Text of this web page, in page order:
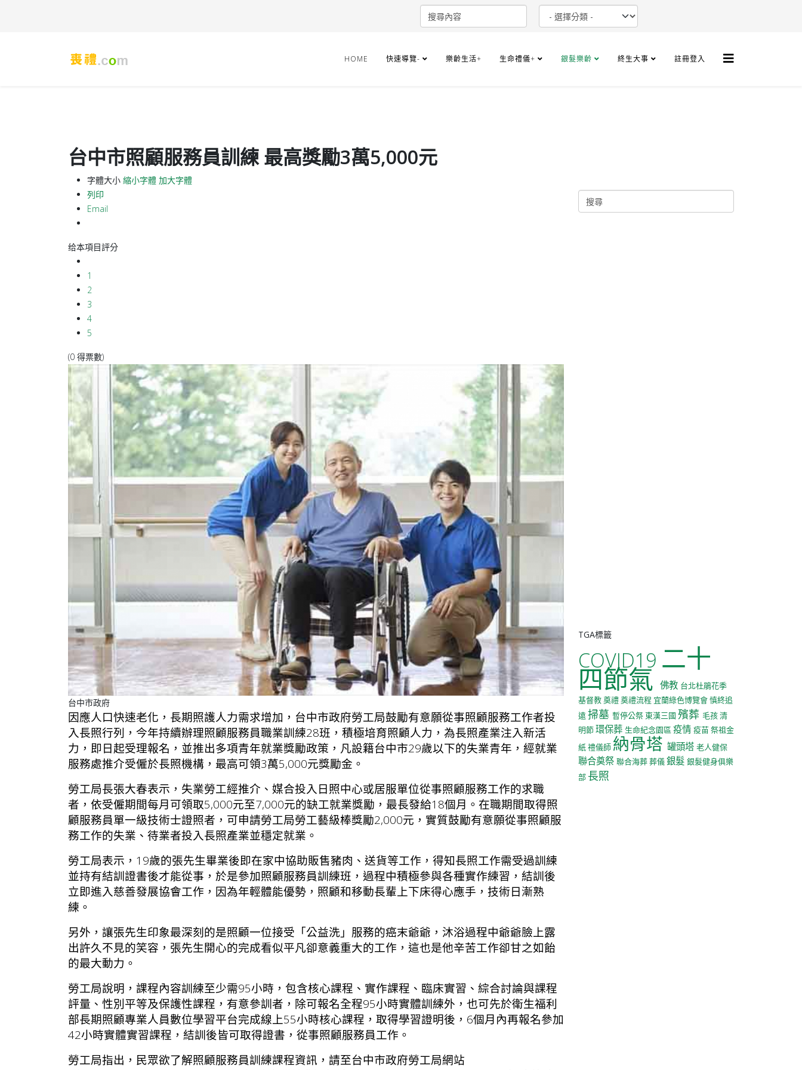
HOME 快速導覽- 樂齡生活+ 生命禮儀+ 銀髮樂齡 終生大事 註冊登入
台中市照顧服務員訓練 最高獎勵3萬5,000元
字體大小 縮小字體 加大字體
列印
Email
给本項目評分
1
2
3
4
5
(0 得票數)
台中市政府
因應人口快速老化，長期照護人力需求增加，台中市政府勞工局鼓勵有意願從事照顧服務工作者投
入長照行列，今年持續辦理照顧服務員職業訓練28班，積極培育照顧人力，為長照產業注入新活
力，即日起受理報名，並推出多項青年就業獎勵政策，凡設籍台中市29歲以下的失業青年，經就業
服務處推介受僱於長照機構，最高可領3萬5,000元獎勵金。
勞工局長張大春表示，失業勞工經推介、媒合投入日照中心或居服單位從事照顧服務工作的求職
者，依受僱期間每月可領取5,000元至7,000元的缺工就業獎勵，最長發給18個月。在職期間取得照
顧服務員單一級技術士證照者，可申請勞工局勞工藝級棒獎勵2,000元，實質鼓勵有意願從事照顧服
務工作的失業、待業者投入長照產業並穩定就業。
勞工局表示，19歲的張先生畢業後即在家中協助販售豬肉、送貨等工作，得知長照工作需受過訓練
並持有結訓證書後才能從事，於是參加照顧服務員訓練班，過程中積極參與各種實作練習，結訓後
立即進入慈善發展協會工作，因為年輕體能優勢，照顧和移動長輩上下床得心應手，技術日漸熟
練。
另外，讓張先生印象最深刻的是照顧一位接受「公益洗」服務的癌末爺爺，沐浴過程中爺爺臉上露
出許久不見的笑容，張先生開心的完成看似平凡卻意義重大的工作，這也是他辛苦工作卻甘之如飴
的最大動力。
勞工局說明，課程內容訓練至少需95小時，包含核心課程、實作課程、臨床實習、綜合討論與課程
評量、性別平等及保護性課程，有意參訓者，除可報名全程95小時實體訓練外，也可先於衛生福利
部長期照顧專業人員數位學習平台完成線上55小時核心課程，取得學習證明後，6個月內再報名參加
42小時實體實習課程，結訓後皆可取得證書，從事照顧服務員工作。
勞工局指出，民眾欲了解照顧服務員訓練課程資訊，請至台中市政府勞工局網站
TGA標籤
COVID19 二十
四節氣 佛教 台北杜鵑花季
基督教奠禮奠禮流程 宜蘭綠色博覽會慎終追
遠掃墓 暫停公祭東漢三國 殯葬 毛孩清
明節環保葬 生命紀念園區 疫情 疫苗祭祖金
紙禮儀師 納骨塔 罐頭塔 老人健保
聯合奠祭 聯合海葬葬儀銀髮 銀髮健身俱樂
部 長照